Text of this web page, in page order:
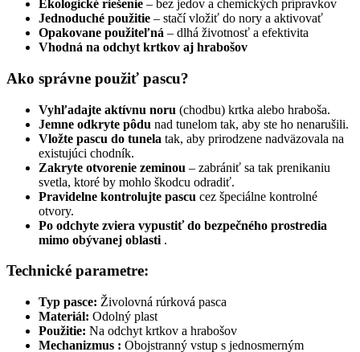
Ekologické riešenie – bez jedov a chemických prípravkov
Jednoduché použitie – stačí vložiť do nory a aktivovať
Opakovane použiteľná – dlhá životnosť a efektivita
Vhodná na odchyt krtkov aj hrabošov
Ako správne použiť pascu?
Vyhľadajte aktívnu noru (chodbu) krtka alebo hraboša.
Jemne odkryte pôdu nad tunelom tak, aby ste ho nenarušili.
Vložte pascu do tunela tak, aby prirodzene nadväzovala na
existujúci chodník.
Zakryte otvorenie zeminou – zabrániť sa tak prenikaniu
svetla, ktoré by mohlo škodcu odradiť.
Pravidelne kontrolujte pascu cez špeciálne kontrolné
otvory.
Po odchyte zviera vypustiť do bezpečného prostredia
mimo obývanej oblasti .
Technické parametre:
Typ pasce: Živolovná rúrková pasca
Materiál: Odolný plast
Použitie: Na odchyt krtkov a hrabošov
Mechanizmus : Obojstranný vstup s jednosmerným